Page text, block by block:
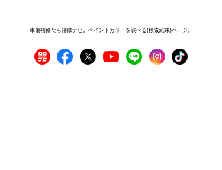
車傷補修なら補修ナビ。 ペイントカラーを調べる(検索結果)ページ。